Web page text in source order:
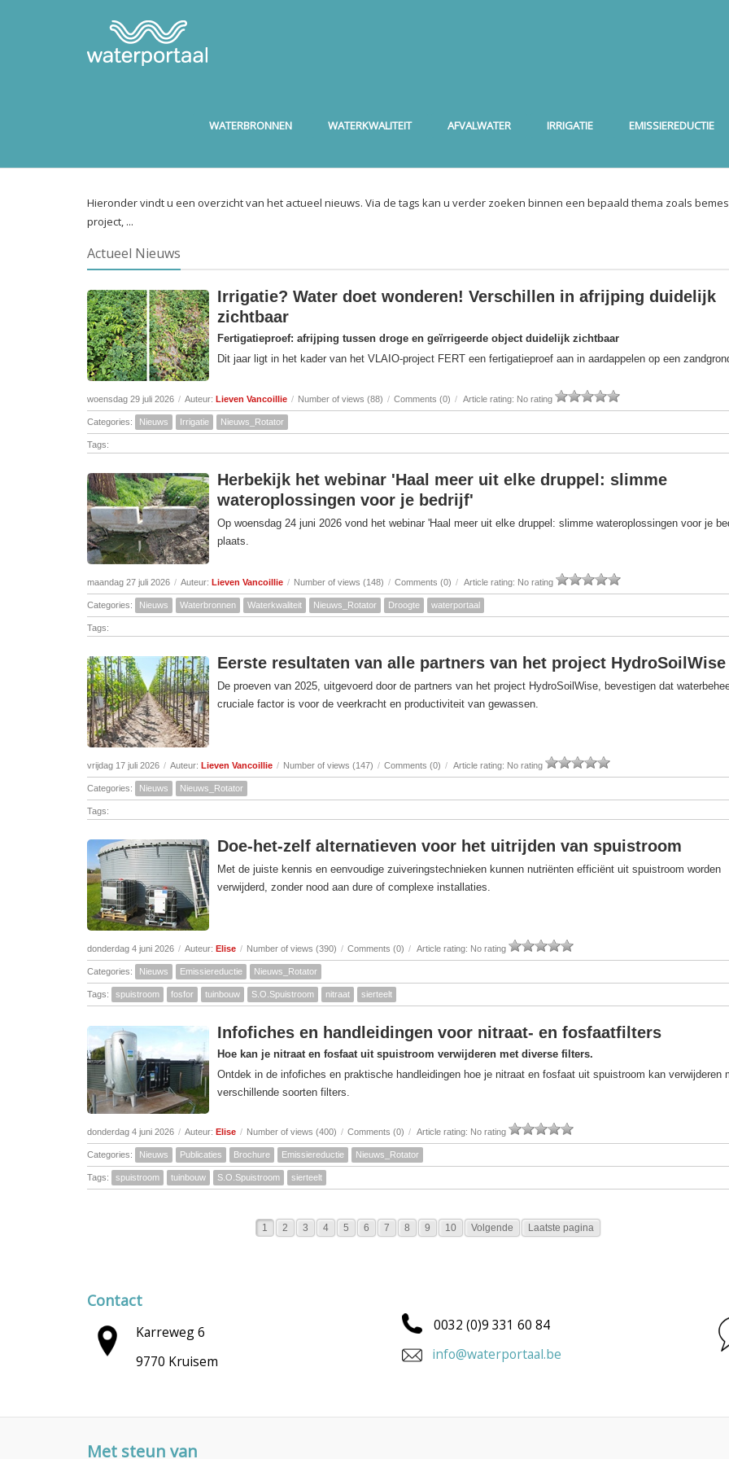
WATERBRONNEN WATERKWALITEIT AFVALWATER IRRIGATIE EMISSIEREDUCTIE
Hieronder vindt u een overzicht van het actueel nieuws. Via de tags kan u verder zoeken binnen een bepaald thema zoals
project, ...
Actueel Nieuws
Irrigatie? Water doet wonderen! Verschillen in afrijping duidelijk
zichtbaar
Fertigatieproef: afrijping tussen droge en geïrrigeerde object duidelijk zichtbaar
Dit jaar ligt in het kader van het VLAIO-project FERT een fertigatieproef aan in aardappelen op een
woensdag 29 juli 2026 / Auteur: Lieven Vancoillie / Number of views (88) / Comments (0) / Article rating: No rating
Categories: Nieuws Irrigatie Nieuws_Rotator
Tags:
Herbekijk het webinar 'Haal meer uit elke druppel: slimme
wateroplossingen voor je bedrijf'
Op woensdag 24 juni 2026 vond het webinar 'Haal meer uit elke druppel: slimme wateroplossingen voor je
plaats.
maandag 27 juli 2026 / Auteur: Lieven Vancoillie / Number of views (148) / Comments (0) / Article rating: No rating
Categories: Nieuws Waterbronnen Waterkwaliteit Nieuws_Rotator Droogte waterportaal
Tags:
Eerste resultaten van alle partners van het project HydroSoilWise
De proeven van 2025, uitgevoerd door de partners van het project HydroSoilWise, bevestigen dat
cruciale factor is voor de veerkracht en productiviteit van gewassen.
vrijdag 17 juli 2026 / Auteur: Lieven Vancoillie / Number of views (147) / Comments (0) / Article rating: No rating
Categories: Nieuws Nieuws_Rotator
Tags:
Doe-het-zelf alternatieven voor het uitrijden van spuistroom
Met de juiste kennis en eenvoudige zuiveringstechnieken kunnen nutriënten efficiënt uit spuistroom worden
verwijderd, zonder nood aan dure of complexe installaties.
donderdag 4 juni 2026 / Auteur: Elise / Number of views (390) / Comments (0) / Article rating: No rating
Categories: Nieuws Emissiereductie Nieuws_Rotator
Tags: spuistroom fosfor tuinbouw S.O.Spuistroom nitraat sierteelt
Infofiches en handleidingen voor nitraat- en fosfaatfilters
Hoe kan je nitraat en fosfaat uit spuistroom verwijderen met diverse filters.
Ontdek in de infofiches en praktische handleidingen hoe je nitraat en fosfaat uit spuistroom kan verwijderen
verschillende soorten filters.
donderdag 4 juni 2026 / Auteur: Elise / Number of views (400) / Comments (0) / Article rating: No rating
Categories: Nieuws Publicaties Brochure Emissiereductie Nieuws_Rotator
Tags: spuistroom tuinbouw S.O.Spuistroom sierteelt
1 2 3 4 5 6 7 8 9 10 Volgende Laatste pagina
Contact
Karreweg 6
9770 Kruisem
0032 (0)9 331 60 84
info@waterportaal.be
Met steun van